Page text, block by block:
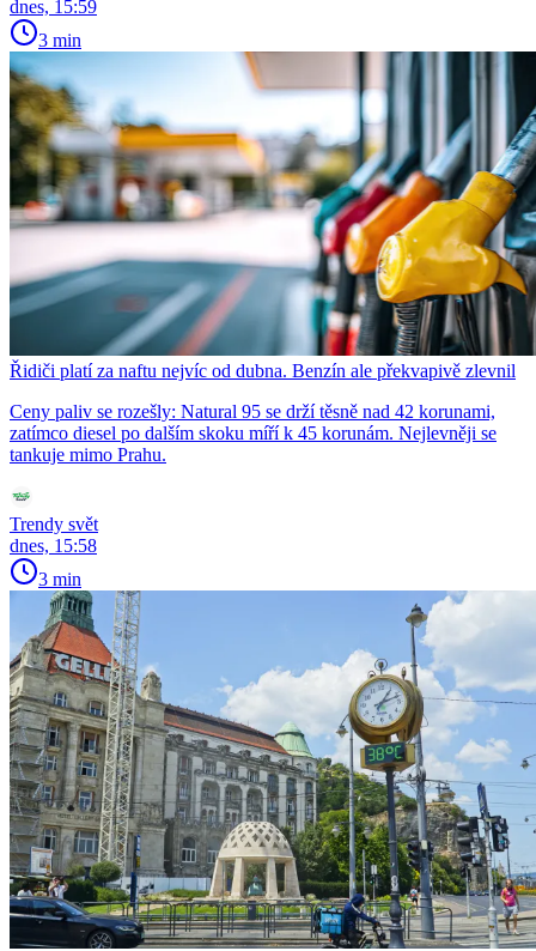
dnes, 15:59
3 min
Řidiči platí za naftu nejvíc od dubna. Benzín ale překvapivě zlevnil
Ceny paliv se rozešly: Natural 95 se drží těsně nad 42 korunami,
zatímco diesel po dalším skoku míří k 45 korunám. Nejlevněji se
tankuje mimo Prahu.
Trendy svět
dnes, 15:58
3 min